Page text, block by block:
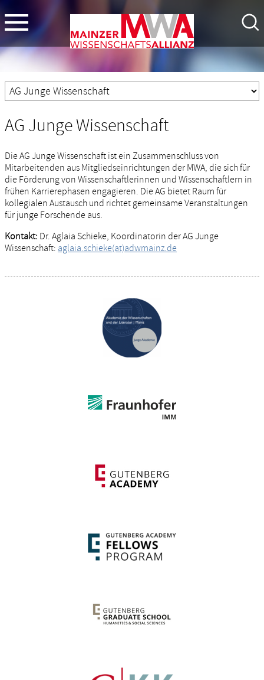
AG Junge Wissenschaft
Die AG Junge Wissenschaft ist ein Zusammenschluss von
Mitarbeitenden aus Mitgliedseinrichtungen der MWA, die sich für
die Förderung von Wissenschaftlerinnen und Wissenschaftlern in
frühen Karrierephasen engagieren. Die AG bietet Raum für
kollegialen Austausch und richtet gemeinsame Veranstaltungen
für junge Forschende aus.
Kontakt: Dr. Aglaia Schieke, Koordinatorin der AG Junge
Wissenschaft: aglaia.schieke(at)adwmainz.de